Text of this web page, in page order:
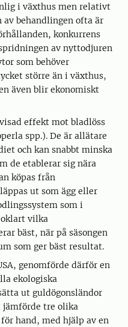
i växthus men relativt
behandlingen ofta är
konkurrens
av nyttodjuren
som behöver
större än i växthus,
även blir ekonomiskt
effekt mot bladlöss
spp.). De är allätare
och kan snabbt minska
de etablerar sig nära
köpas från
ut som ägg eller
som i
vilka
bäst, när på säsongen
som ger bäst resultat.
genomförde därför en
ekologiska
ut guldögonsländor
tre olika
hand, med hjälp av en